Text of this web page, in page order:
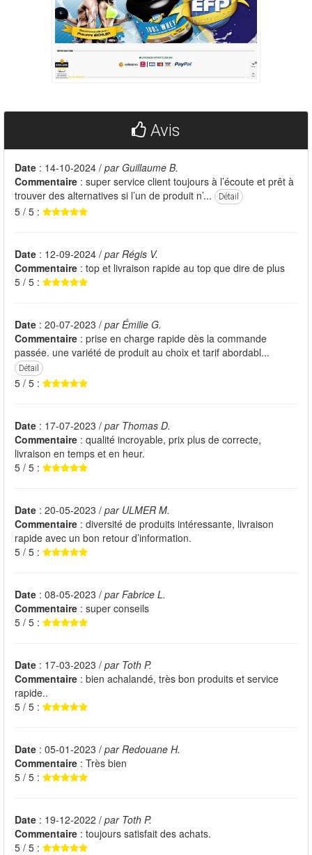
Avis
Date : 14-10-2024 / par Guillaume B.
Commentaire : super service client toujours à l’écoute et prêt à
trouver des alternatives si l’un de produit n’...
Détail
5 / 5 :
Date : 12-09-2024 / par Régis V.
Commentaire : top et livraison rapide au top que dire de plus
5 / 5 :
Date : 20-07-2023 / par Émilie G.
Commentaire : prise en charge rapide dès la commande
passée. une variété de produit au choix et tarif abordabl...
Détail
5 / 5 :
Date : 17-07-2023 / par Thomas D.
Commentaire : qualité incroyable, prix plus de correcte,
livraison en temps et en heur.
5 / 5 :
Date : 20-05-2023 / par ULMER M.
Commentaire : diversité de produits intéressante, livraison
rapide avec un bon retour d’information.
5 / 5 :
Date : 08-05-2023 / par Fabrice L.
Commentaire : super conseils
5 / 5 :
Date : 17-03-2023 / par Toth P.
Commentaire : bien achalandé, très bon produits et service
rapide..
5 / 5 :
Date : 05-01-2023 / par Redouane H.
Commentaire : Très bien
5 / 5 :
Date : 19-12-2022 / par Toth P.
Commentaire : toujours satisfait des achats.
5 / 5 :